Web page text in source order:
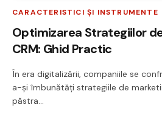
CARACTERISTICI ȘI INSTRUMENTE
Optimizarea Strategiilor
CRM: Ghid Practic
În era digitalizării, companiile se
a-și îmbunătăți strategiile de
păstra…